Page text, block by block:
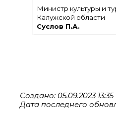
Министр культуры и
Калужской области
Суслов П.А.
Создано: 05.09.2023 13:35
Дата последнего